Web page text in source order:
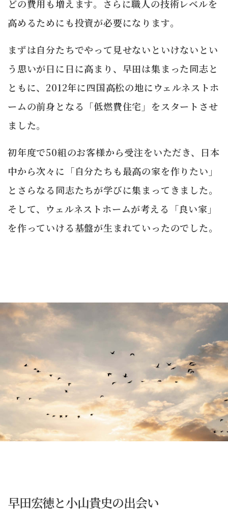
どの費用も増えます。さらに職人の技術レベルを
高めるためにも投資が必要になります。
まずは自分たちでやって見せないといけないとい
う思いが日に日に高まり、早田は集まった同志と
ともに、2012年に四国高松の地にウェルネストホ
ームの前身となる「低燃費住宅」をスタートさせ
ました。
初年度で50組のお客様から受注をいただき、日本
中から次々に「自分たちも最高の家を作りたい」
とさらなる同志たちが学びに集まってきました。
そして、ウェルネストホームが考える「良い家」
を作っていける基盤が生まれていったのでした。
早田宏徳と小山貴史の出会い